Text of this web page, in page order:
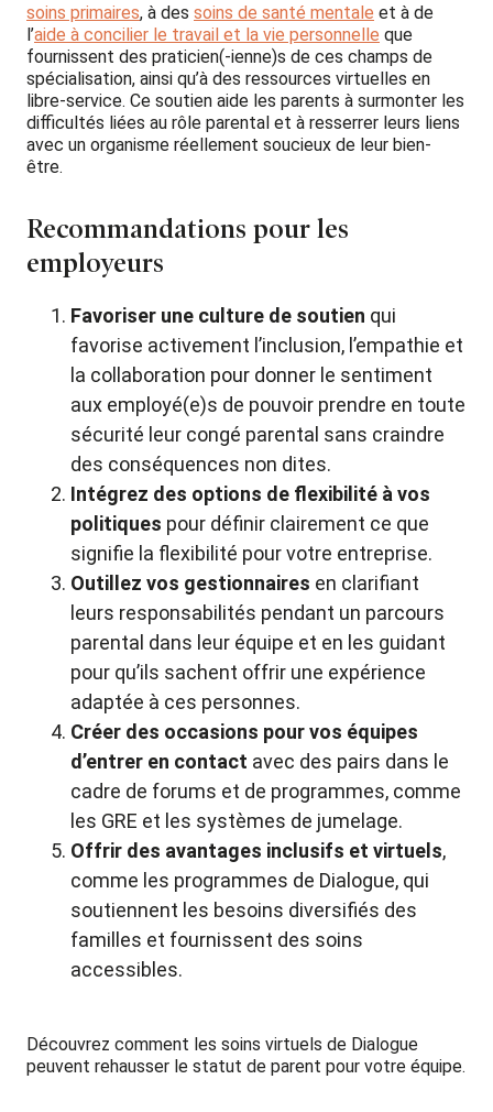
soins primaires, à des soins de santé mentale et à de
l’aide à concilier le travail et la vie personnelle que
fournissent des praticien(-ienne)s de ces champs de
spécialisation, ainsi qu’à des ressources virtuelles en
libre-service. Ce soutien aide les parents à surmonter les
difficultés liées au rôle parental et à resserrer leurs liens
avec un organisme réellement soucieux de leur bien-
être.
Recommandations pour les
employeurs
Favoriser une culture de soutien qui
favorise activement l’inclusion, l’empathie et
la collaboration pour donner le sentiment
aux employé(e)s de pouvoir prendre en toute
sécurité leur congé parental sans craindre
des conséquences non dites.
Intégrez des options de flexibilité à vos
politiques pour définir clairement ce que
signifie la flexibilité pour votre entreprise.
Outillez vos gestionnaires en clarifiant
leurs responsabilités pendant un parcours
parental dans leur équipe et en les guidant
pour qu’ils sachent offrir une expérience
adaptée à ces personnes.
Créer des occasions pour vos équipes
d’entrer en contact avec des pairs dans le
cadre de forums et de programmes, comme
les GRE et les systèmes de jumelage.
Offrir des avantages inclusifs et virtuels,
comme les programmes de Dialogue, qui
soutiennent les besoins diversifiés des
familles et fournissent des soins
accessibles.
Découvrez comment les soins virtuels de Dialogue
peuvent rehausser le statut de parent pour votre équipe.